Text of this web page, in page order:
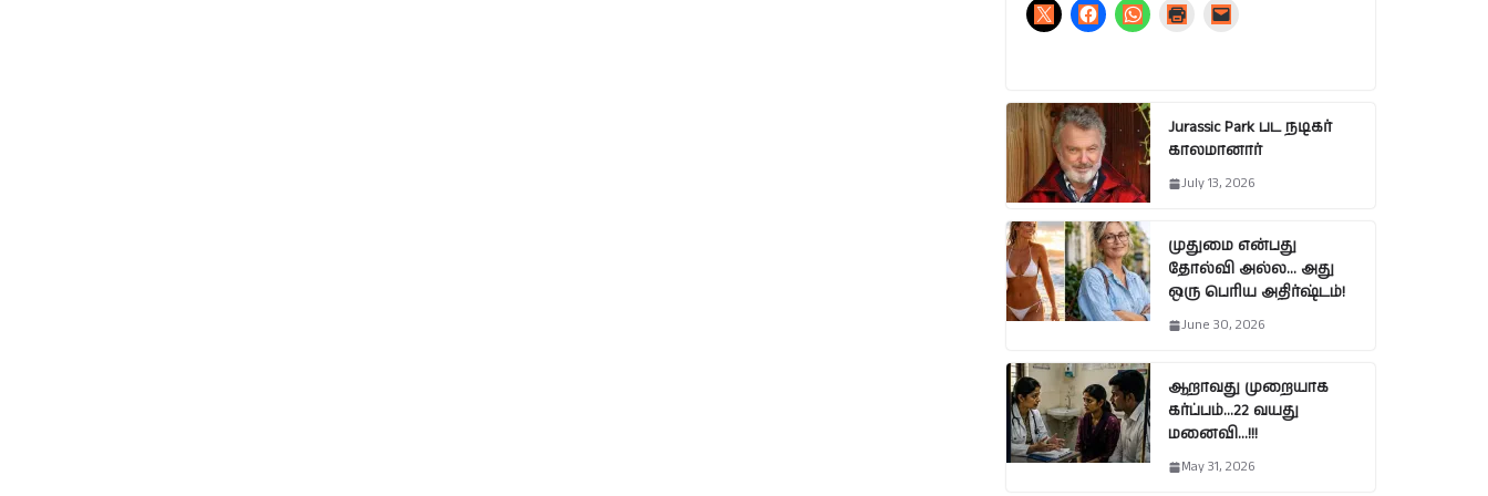
Jurassic Park பட நடிகர்
காலமானார்
July 13, 2026
முதுமை என்பது
தோல்வி அல்ல… அது
ஒரு பெரிய அதிர்ஷ்டம்!
June 30, 2026
ஆறாவது முறையாக
கர்ப்பம்…22 வயது
மனைவி…!!!
May 31, 2026